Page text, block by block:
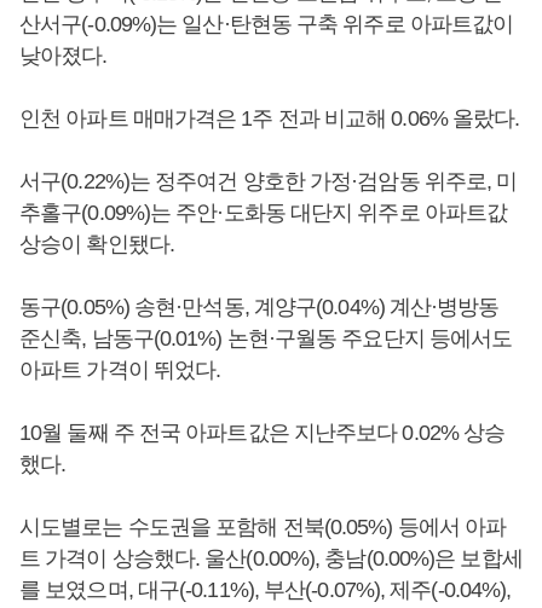
산서구(-0.09%)는 일산·탄현동 구축 위주로 아파트값이
낮아졌다.
인천 아파트 매매가격은 1주 전과 비교해 0.06% 올랐다.
서구(0.22%)는 정주여건 양호한 가정·검암동 위주로, 미
추홀구(0.09%)는 주안·도화동 대단지 위주로 아파트값
상승이 확인됐다.
동구(0.05%) 송현·만석동, 계양구(0.04%) 계산·병방동
준신축, 남동구(0.01%) 논현·구월동 주요단지 등에서도
아파트 가격이 뛰었다.
10월 둘째 주 전국 아파트값은 지난주보다 0.02% 상승
했다.
시도별로는 수도권을 포함해 전북(0.05%) 등에서 아파
트 가격이 상승했다. 울산(0.00%), 충남(0.00%)은 보합세
를 보였으며, 대구(-0.11%), 부산(-0.07%), 제주(-0.04%),